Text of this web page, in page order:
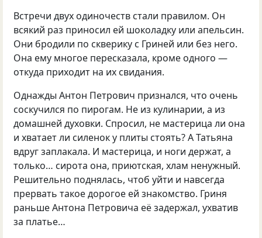
Встречи двух одиночеств стали правилом. Он
всякий раз приносил ей шоколадку или апельсин.
Они бродили по скверику с Гриней или без него.
Она ему многое пересказала, кроме одного —
откуда приходит на их свидания.
Однажды Антон Петрович признался, что очень
соскучился по пирогам. Не из кулинарии, а из
домашней духовки. Спросил, не мастерица ли она
и хватает ли силенок у плиты стоять? А Татьяна
вдруг заплакала. И мастерица, и ноги держат, а
только… сирота она, приютская, хлам ненужный.
Решительно поднялась, чтоб уйти и навсегда
прервать такое дорогое ей знакомство. Гриня
раньше Антона Петровича её задержал, ухватив
за платье…